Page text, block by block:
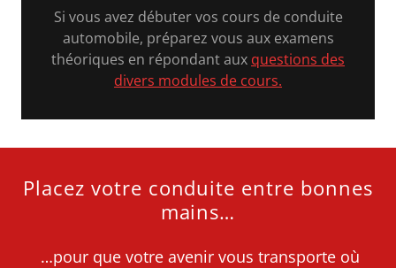
Si vous avez débuter vos cours de conduite
automobile, préparez vous aux examens
théoriques en répondant aux questions des
divers modules de cours.
Placez votre conduite entre bonnes
mains…
…pour que votre avenir vous transporte où